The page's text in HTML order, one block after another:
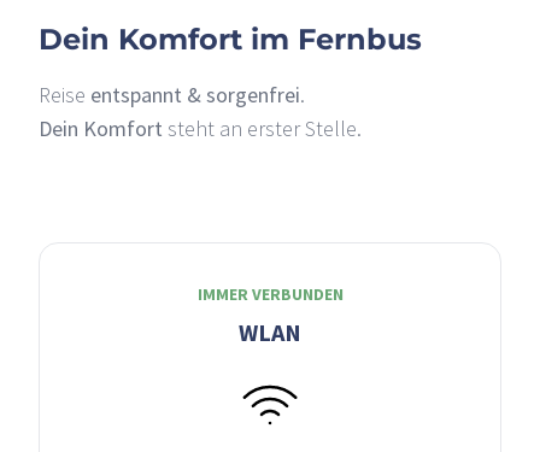
Dein Komfort im Fernbus
Reise entspannt & sorgenfrei.
Dein Komfort steht an erster Stelle.
IMMER VERBUNDEN
WLAN